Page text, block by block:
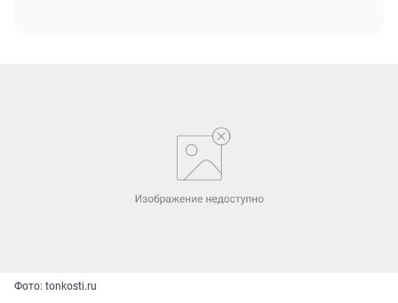
Фото: tonkosti.ru